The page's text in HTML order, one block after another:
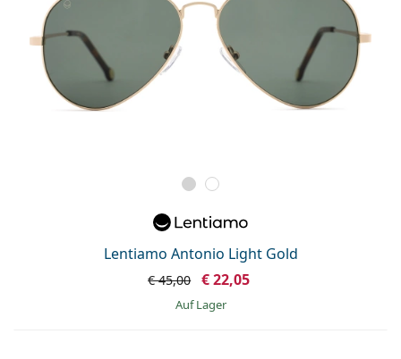
Lentiamo Antonio Light Gold
€ 45,00 € 22,05
auf Lager